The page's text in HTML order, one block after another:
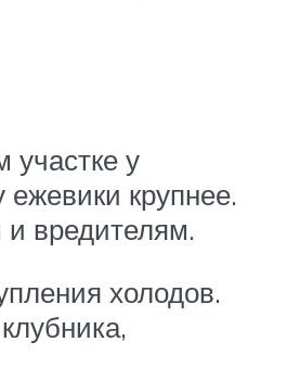
участке у
крупнее.
и вредителям.
холодов.